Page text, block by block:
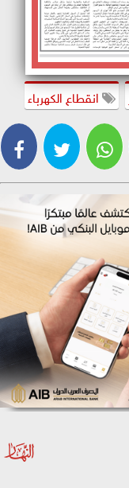
انقطاع الكهرباء